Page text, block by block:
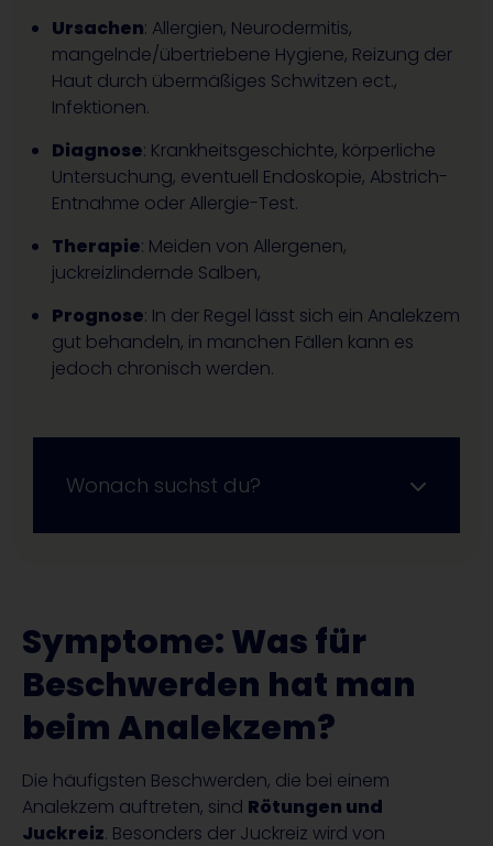
Ursachen: Allergien, Neurodermitis,
mangelnde/übertriebene Hygiene, Reizung der
Haut durch übermäßiges Schwitzen ect.,
Infektionen.
Diagnose: Krankheitsgeschichte, körperliche
Untersuchung, eventuell Endoskopie, Abstrich-
Entnahme oder Allergie-Test.
Therapie: Meiden von Allergenen,
juckreizlindernde Salben,
Prognose: In der Regel lässt sich ein Analekzem
gut behandeln, in manchen Fällen kann es
jedoch chronisch werden.
Wonach suchst du?
Symptome: Was für
Beschwerden hat man
beim Analekzem?
Die häufigsten Beschwerden, die bei einem
Analekzem auftreten, sind Rötungen und
Juckreiz. Besonders der Juckreiz wird von